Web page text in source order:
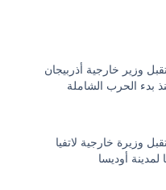
وزير خارجية أذربيجان
بدء الحرب الشاملة
وزيرة خارجية لاتفيا
أوديسا